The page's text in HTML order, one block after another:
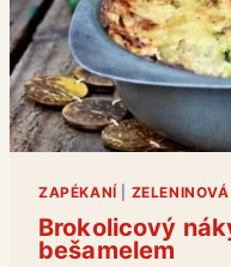
ZAPÉKANÍ
Brokolicový
bešamelem